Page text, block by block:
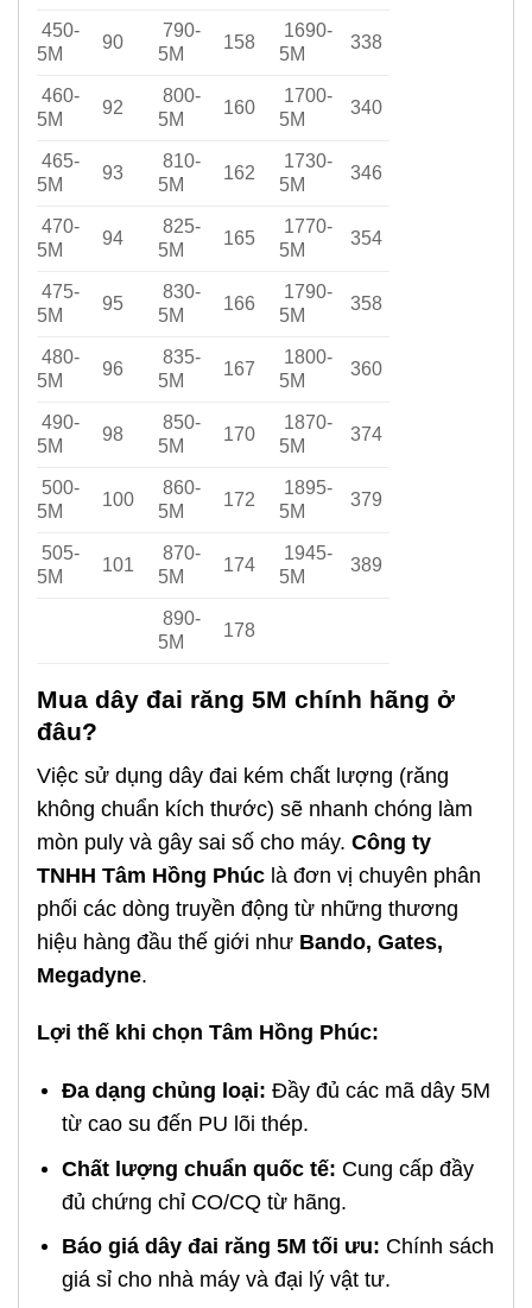
450-
5M
90
790-
5M
158
1690-
5M
338
460-
5M
92
800-
5M
160
1700-
5M
340
465-
5M
93
810-
5M
162
1730-
5M
346
470-
5M
94
825-
5M
165
1770-
5M
354
475-
5M
95
830-
5M
166
1790-
5M
358
480-
5M
96
835-
5M
167
1800-
5M
360
490-
5M
98
850-
5M
170
1870-
5M
374
500-
5M
100
860-
5M
172
1895-
5M
379
505-
5M
101
870-
5M
174
1945-
5M
389
890-
5M
178
Mua dây đai răng 5M chính hãng ở
đâu?
Việc sử dụng dây đai kém chất lượng (răng
không chuẩn kích thước) sẽ nhanh chóng làm
mòn puly và gây sai số cho máy. Công ty
TNHH Tâm Hồng Phúc là đơn vị chuyên phân
phối các dòng truyền động từ những thương
hiệu hàng đầu thế giới như Bando, Gates,
Megadyne.
Lợi thế khi chọn Tâm Hồng Phúc:
Đa dạng chủng loại: Đầy đủ các mã dây 5M
từ cao su đến PU lõi thép.
Chất lượng chuẩn quốc tế: Cung cấp đầy
đủ chứng chỉ CO/CQ từ hãng.
Báo giá dây đai răng 5M tối ưu: Chính sách
giá sỉ cho nhà máy và đại lý vật tư.